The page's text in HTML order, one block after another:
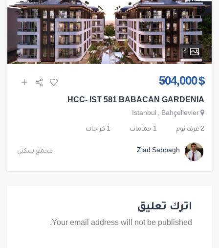
4
$ 504,000
HCC- IST 581 BABACAN GARDENIA
Istanbul , Bahçelievler
2 غرف نوم 1 حمامات 1 كراجات
Ziad Sabbagh مجمع سكني
اترك تعليق
Your email address will not be published.